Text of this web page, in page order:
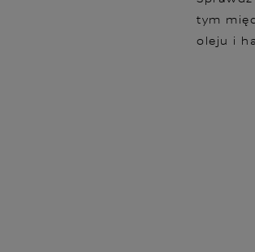
tym
oleju i